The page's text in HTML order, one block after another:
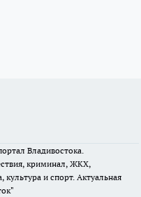
Владивостока.
криминал, ЖКХ,
культура и спорт. Актуальная